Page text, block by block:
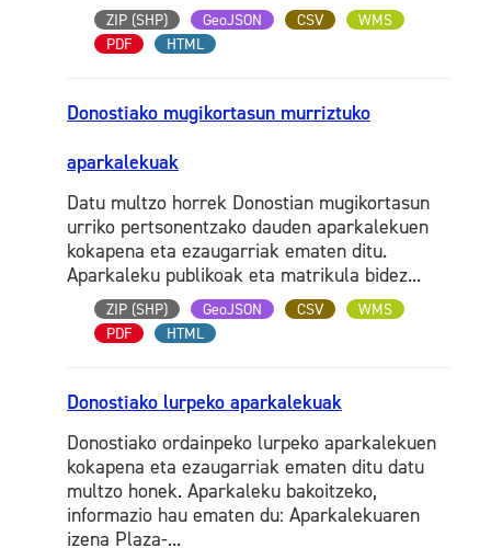
ZIP (SHP) GeoJSON CSV
WMS
PDF
HTML
Donostiako mugikortasun murriztuko
aparkalekuak
Datu multzo horrek Donostian mugikortasun
urriko pertsonentzako dauden aparkalekuen
kokapena eta ezaugarriak ematen ditu.
Aparkaleku publikoak eta matrikula bidez...
ZIP (SHP) GeoJSON CSV
WMS
PDF
HTML
Donostiako lurpeko aparkalekuak
Donostiako ordainpeko lurpeko aparkalekuen
kokapena eta ezaugarriak ematen ditu datu
multzo honek. Aparkaleku bakoitzeko,
informazio hau ematen du: Aparkalekuaren
izena Plaza-...